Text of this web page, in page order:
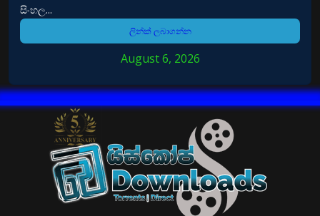
සිංහල...
ලින්ක් ලබාගන්න
August 6, 2026